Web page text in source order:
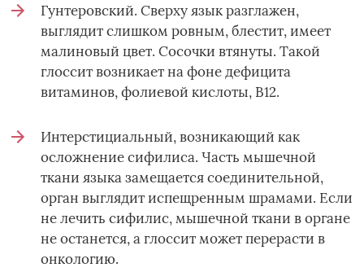
Гунтеровский. Сверху язык разглажен,
выглядит слишком ровным, блестит, имеет
малиновый цвет. Сосочки втянуты. Такой
глоссит возникает на фоне дефицита
витаминов, фолиевой кислоты, B12.
Интерстициальный, возникающий как
осложнение сифилиса. Часть мышечной
ткани языка замещается соединительной,
орган выглядит испещренным шрамами. Если
не лечить сифилис, мышечной ткани в органе
не останется, а глоссит может перерасти в
онкологию.